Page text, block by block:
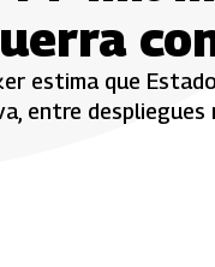
estima que
entre